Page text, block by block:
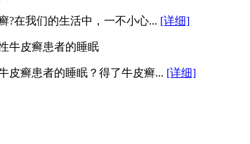
?在我们的生活中，一不小心... [详细]
皮癣患者的睡眠？得了牛皮癣... [详细]